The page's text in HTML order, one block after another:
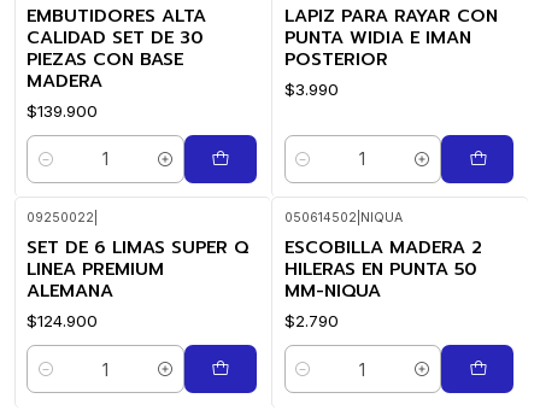
EMBUTIDORES ALTA
CALIDAD SET DE 30
PIEZAS CON BASE
MADERA
$139.900
Cantidad
LAPIZ PARA RAYAR CON
PUNTA WIDIA E IMAN
POSTERIOR
$3.990
Cantidad
09250022
SET DE 6 LIMAS SUPER Q
LINEA PREMIUM
ALEMANA
$124.900
Cantidad
050614502 NIQUA
ESCOBILLA MADERA 2
HILERAS EN PUNTA 50
MM-NIQUA
$2.790
Cantidad